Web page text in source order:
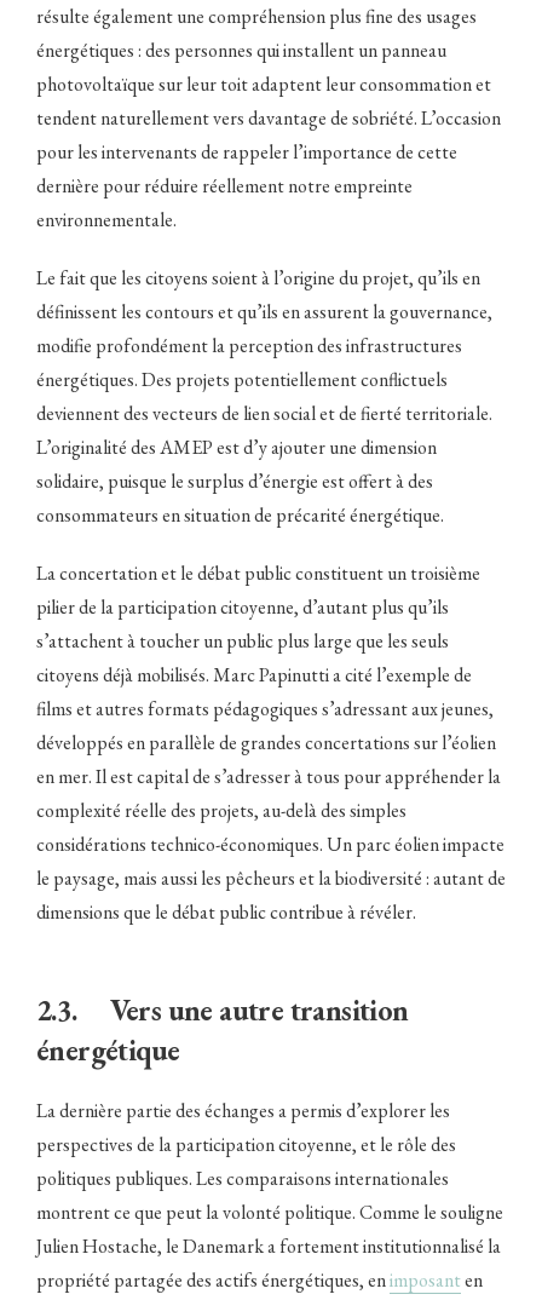
résulte également une compréhension plus fine des usages
énergétiques : des personnes qui installent un panneau
photovoltaïque sur leur toit adaptent leur consommation et
tendent naturellement vers davantage de sobriété. L’occasion
pour les intervenants de rappeler l’importance de cette
dernière pour réduire réellement notre empreinte
environnementale.
Le fait que les citoyens soient à l’origine du projet, qu’ils en
définissent les contours et qu’ils en assurent la gouvernance,
modifie profondément la perception des infrastructures
énergétiques. Des projets potentiellement conflictuels
deviennent des vecteurs de lien social et de fierté territoriale.
L’originalité des AMEP est d’y ajouter une dimension
solidaire, puisque le surplus d’énergie est offert à des
consommateurs en situation de précarité énergétique.
La concertation et le débat public constituent un troisième
pilier de la participation citoyenne, d’autant plus qu’ils
s’attachent à toucher un public plus large que les seuls
citoyens déjà mobilisés. Marc Papinutti a cité l’exemple de
films et autres formats pédagogiques s’adressant aux jeunes,
développés en parallèle de grandes concertations sur l’éolien
en mer. Il est capital de s’adresser à tous pour appréhender la
complexité réelle des projets, au-delà des simples
considérations technico-économiques. Un parc éolien impacte
le paysage, mais aussi les pêcheurs et la biodiversité : autant de
dimensions que le débat public contribue à révéler.
2.3. Vers une autre transition
énergétique
La dernière partie des échanges a permis d’explorer les
perspectives de la participation citoyenne, et le rôle des
politiques publiques. Les comparaisons internationales
montrent ce que peut la volonté politique. Comme le souligne
Julien Hostache, le Danemark a fortement institutionnalisé la
propriété partagée des actifs énergétiques, enimposanten